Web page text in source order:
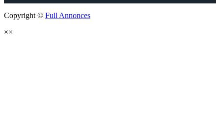
Copyright © Full Annonces
××